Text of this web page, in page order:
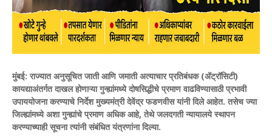
मुंबई: राज्यात अनुसूचित जाती आणि जमाती अत्याचार प्रतिबंधक (ॲट्रॉसिटी)
कायद्याअंतर्गत दाखल होणाऱ्या गुन्ह्यांमध्ये दोषसिद्धीचे प्रमाण वाढविण्यासाठी प्रभावी
उपाययोजना करण्याचे निर्देश मुख्यमंत्री देवेंद्र फडणवीस यांनी दिले आहेत. तसेच ज्या
जिल्ह्यांमध्ये अशा गुन्ह्यांचे प्रमाण अधिक आहे, तेथे जलदगती न्यायालये स्थापन
करण्याच्याही सूचना त्यांनी संबंधित यंत्रणांना दिल्या.